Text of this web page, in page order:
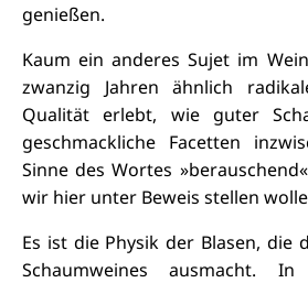
genießen.
Kaum ein anderes Sujet im
zwanzig Jahren ähnlich
Qualität erlebt, wie guter
geschmackliche Facetten
Sinne des Wortes
wir hier unter Beweis stellen
Es ist die Physik der Blasen, die
Schaumweines ausmacht.